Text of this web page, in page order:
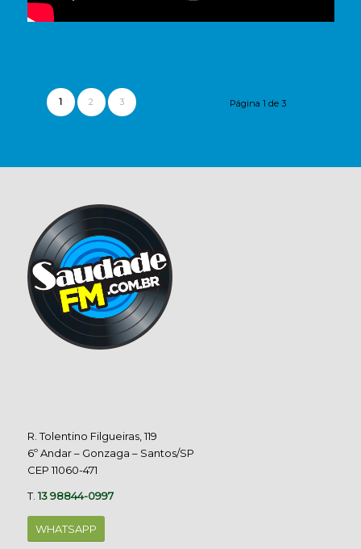
Página 1 de 3
1 2 3
R. Tolentino Filgueiras, 119
6º Andar – Gonzaga – Santos/SP
CEP 11060-471
T.13 98844-0997
WHATSAPP